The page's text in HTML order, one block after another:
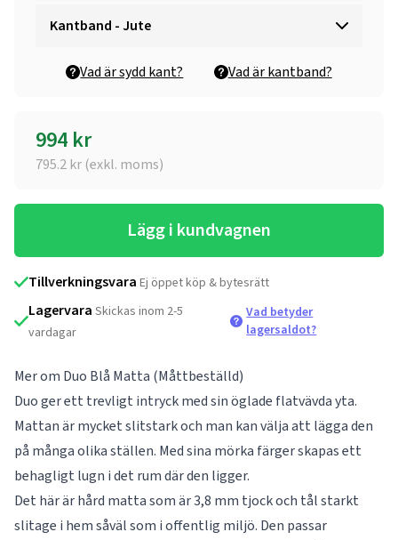
Kantband - Jute
Vad är sydd kant? Vad är kantband?
994 kr
795.2kr (exkl. moms)
Lägg i kundvagnen
Tillverkningsvara Ej öppet köp & bytesrätt
Lagervara Skickas inom 2-5
vardagar
Vad betyder
lagersaldot?
Mer om Duo Blå Matta (Måttbeställd)
Duo ger ett trevligt intryck med sin öglade flatvävda yta.
Mattan är mycket slitstark och man kan välja att lägga den
på många olika ställen. Med sina mörka färger skapas ett
behagligt lugn i det rum där den ligger.
Det här är hård matta som är 3,8 mm tjock och tål starkt
slitage i hem såväl som i offentlig miljö. Den passar